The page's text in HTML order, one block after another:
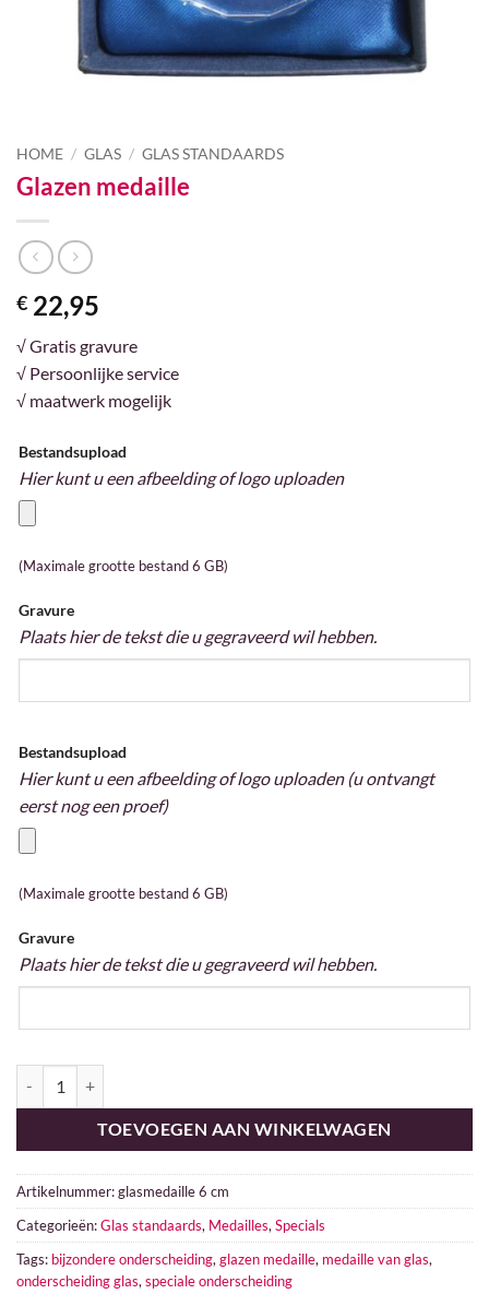
HOME / GLAS / GLAS STANDAARDS
Glazen medaille
€ 22,95
√ Gratis gravure
√ Persoonlijke service
√ maatwerk mogelijk
Bestandsupload
Hier kunt u een afbeelding of logo uploaden
(Maximale grootte bestand 6 GB)
Gravure
Plaats hier de tekst die u gegraveerd wil hebben.
Bestandsupload
Hier kunt u een afbeelding of logo uploaden (u ontvangt
eerst nog een proef)
(Maximale grootte bestand 6 GB)
Gravure
Plaats hier de tekst die u gegraveerd wil hebben.
TOEVOEGEN AAN WINKELWAGEN
Artikelnummer:glasmedaille 6 cm
Categorieën:Glas standaards, Medailles, Specials
Tags: bijzondere onderscheiding, glazen medaille, medaille van glas,
onderscheiding glas, speciale onderscheiding